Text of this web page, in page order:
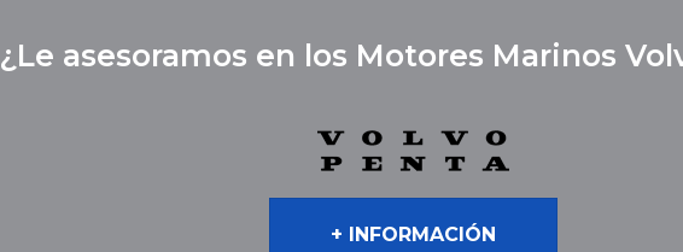
¿Le asesoramos en los Motores Marinos
+ INFORMACIÓN